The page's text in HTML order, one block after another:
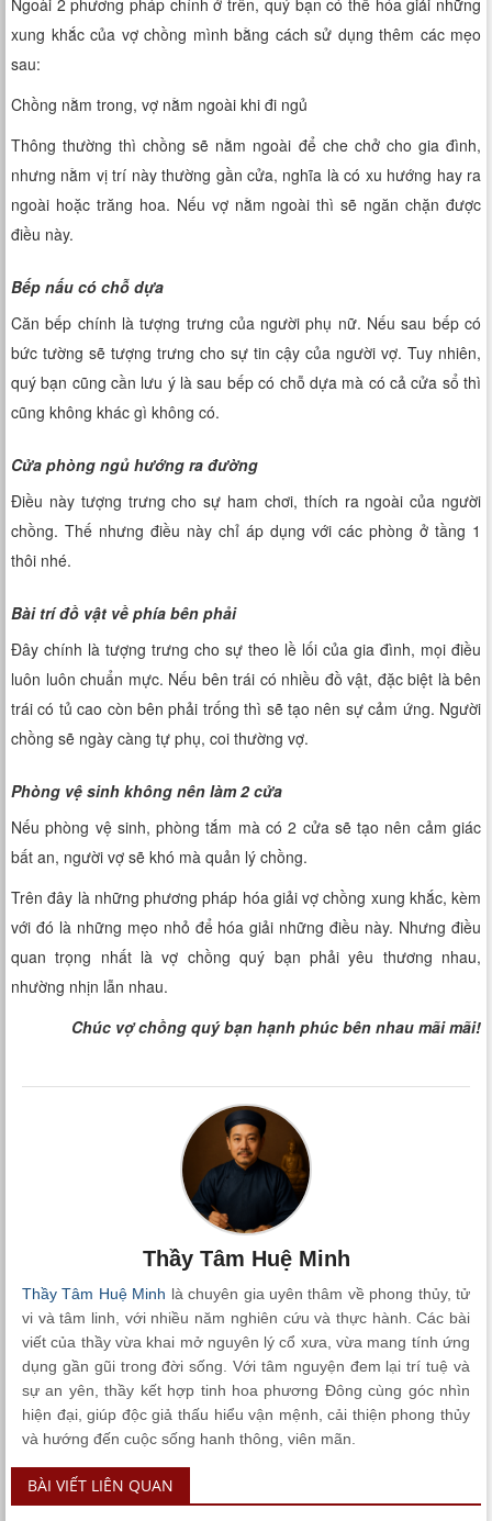
Ngoài 2 phương pháp chính ở trên, quý bạn có thể hóa giải những
xung khắc của vợ chồng mình bằng cách sử dụng thêm các mẹo
sau:
Chồng nằm trong, vợ nằm ngoài khi đi ngủ
Thông thường thì chồng sẽ nằm ngoài để che chở cho gia đình,
nhưng nằm vị trí này thường gần cửa, nghĩa là có xu hướng hay ra
ngoài hoặc trăng hoa. Nếu vợ nằm ngoài thì sẽ ngăn chặn được
điều này.
Bếp nấu có chỗ dựa
Căn bếp chính là tượng trưng của người phụ nữ. Nếu sau bếp có
bức tường sẽ tượng trưng cho sự tin cậy của người vợ. Tuy nhiên,
quý bạn cũng cần lưu ý là sau bếp có chỗ dựa mà có cả cửa sổ thì
cũng không khác gì không có.
Cửa phòng ngủ hướng ra đường
Điều này tượng trưng cho sự ham chơi, thích ra ngoài của người
chồng. Thế nhưng điều này chỉ áp dụng với các phòng ở tầng 1
thôi nhé.
Bài trí đồ vật về phía bên phải
Đây chính là tượng trưng cho sự theo lề lối của gia đình, mọi điều
luôn luôn chuẩn mực. Nếu bên trái có nhiều đồ vật, đặc biệt là bên
trái có tủ cao còn bên phải trống thì sẽ tạo nên sự cảm ứng. Người
chồng sẽ ngày càng tự phụ, coi thường vợ.
Phòng vệ sinh không nên làm 2 cửa
Nếu phòng vệ sinh, phòng tắm mà có 2 cửa sẽ tạo nên cảm giác
bất an, người vợ sẽ khó mà quản lý chồng.
Trên đây là những phương pháp hóa giải vợ chồng xung khắc, kèm
với đó là những mẹo nhỏ để hóa giải những điều này. Nhưng điều
quan trọng nhất là vợ chồng quý bạn phải yêu thương nhau,
nhường nhịn lẫn nhau.
Chúc vợ chồng quý bạn hạnh phúc bên nhau mãi mãi!
Thầy Tâm Huệ Minh
Thầy Tâm Huệ Minh là chuyên gia uyên thâm về phong thủy, tử
vi và tâm linh, với nhiều năm nghiên cứu và thực hành. Các bài
viết của thầy vừa khai mở nguyên lý cổ xưa, vừa mang tính ứng
dụng gần gũi trong đời sống. Với tâm nguyện đem lại trí tuệ và
sự an yên, thầy kết hợp tinh hoa phương Đông cùng góc nhìn
hiện đại, giúp độc giả thấu hiểu vận mệnh, cải thiện phong thủy
và hướng đến cuộc sống hanh thông, viên mãn.
BÀI VIẾT LIÊN QUAN